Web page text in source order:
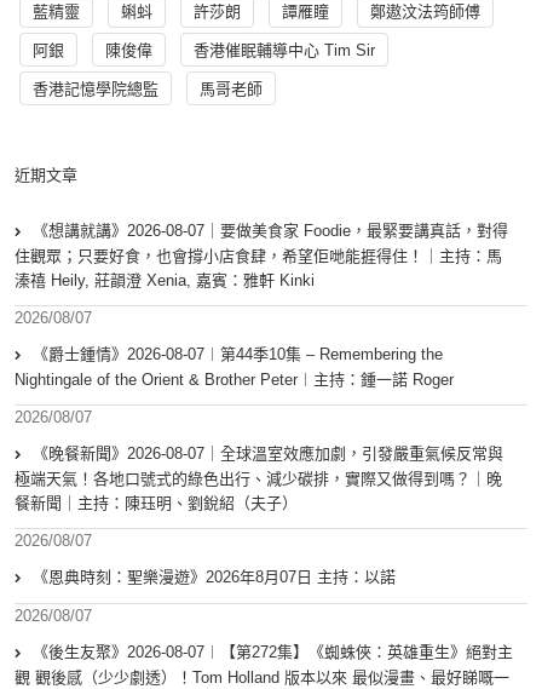
藍精靈 蝌蚪 許莎朗 譚雁瞳 鄭遨汶法筠師傅
阿銀 陳俊偉 香港催眠輔導中心 Tim Sir
香港記憶學院總監 馬哥老師
近期文章
《想講就講》2026-08-07｜要做美食家 Foodie，最緊要講真話，對得
住觀眾；只要好食，也會撐小店食肆，希望佢哋能捱得住！｜主持：馬
溱禧 Heily, 莊韻澄 Xenia, 嘉賓：雅軒 Kinki
2026/08/07
《爵士鍾情》2026-08-07︱第44季10集 – Remembering the
Nightingale of the Orient & Brother Peter︱主持：鍾一諾 Roger
2026/08/07
《晚餐新聞》2026-08-07｜全球溫室效應加劇，引發嚴重氣候反常與
極端天氣！各地口號式的綠色出行、減少碳排，實際又做得到嗎？｜晚
餐新聞｜主持：陳珏明、劉銳紹（夫子）
2026/08/07
《恩典時刻：聖樂漫遊》2026年8月07日 主持：以諾
2026/08/07
《後生友聚》2026-08-07︱【第272集】《蜘蛛俠：英雄重生》絕對主
觀 觀後感（少少劇透）！Tom Holland 版本以來 最似漫畫、最好睇嘅一